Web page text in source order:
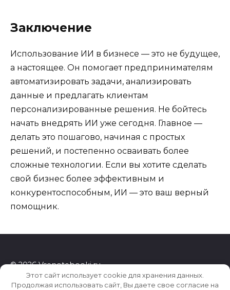
Заключение
Использование ИИ в бизнесе — это не будущее,
а настоящее. Он помогает предпринимателям
автоматизировать задачи, анализировать
данные и предлагать клиентам
персонализированные решения. Не бойтесь
начать внедрять ИИ уже сегодня. Главное —
делать это пошагово, начиная с простых
решений, и постепенно осваивать более
сложные технологии. Если вы хотите сделать
свой бизнес более эффективным и
конкурентоспособным, ИИ — это ваш верный
помощник.
© 2026 Vsenotebooki.ru
Этот сайт использует cookie для хранения данных.
Продолжая использовать сайт, Вы даете свое согласие на